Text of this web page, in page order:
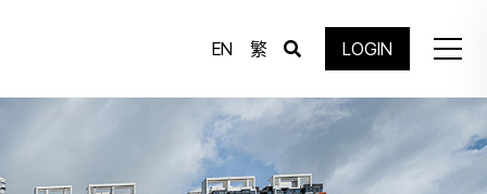
EN 繁 LOGIN